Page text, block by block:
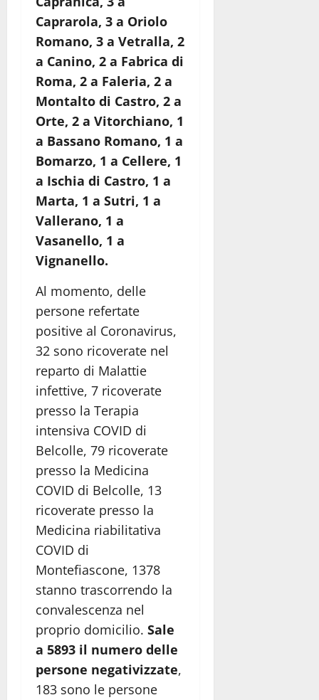
Caprarola, 3 a Oriolo
Romano, 3 a Vetralla, 2
a Canino, 2 a Fabrica di
Roma, 2 a Faleria, 2 a
Montalto di Castro, 2 a
Orte, 2 a Vitorchiano, 1
a Bassano Romano, 1 a
Bomarzo, 1 a Cellere, 1
a Ischia di Castro, 1 a
Marta, 1 a Sutri, 1 a
Vallerano, 1 a
Vasanello, 1 a
Vignanello.
Al momento, delle
persone refertate
positive al Coronavirus,
32 sono ricoverate nel
reparto di Malattie
infettive, 7 ricoverate
presso la Terapia
intensiva COVID di
Belcolle, 79 ricoverate
presso la Medicina
COVID di Belcolle, 13
ricoverate presso la
Medicina riabilitativa
COVID di
Montefiascone, 1378
stanno trascorrendo la
convalescenza nel
proprio domicilio. Sale
a 5893 il numero delle
persone negativizzate,
183 sono le persone